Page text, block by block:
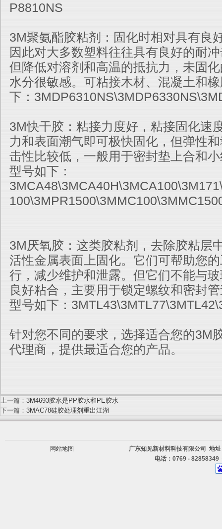
P8810NS
3M聚氨酯胶粘剂：固化时相对具有良
因此对大多数塑料往往具有良好的耐
但降低对溶剂和高温的抵抗力，未固
水分很敏感。可粘接木材、混凝土和
下：
3M快干胶：粘接力度好，粘接固化速
力和表面潮气即可极快固化，但弹性
击性比较低，一般用于密封垫上合和
型号如下：
3M厌氧胶：这类胶粘剂，去除胶粘层
活性金属表面上固化。它们可帮助您
行，减少维护和泄露。但它们不能与
良好粘合，主要用于锁定螺纹和密封
型号如下：
针对您不同的要求，选择适合您的3M
代理商，提供最适合您的产品。
上一篇： 3M4693胶水是PP胶水和PE胶水
下一篇： 3MAC78硅胶处理剂重出江湖
网站地图
广东知见新材料科技有限公司 地
电话：0769 -